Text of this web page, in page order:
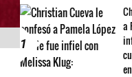
1
a